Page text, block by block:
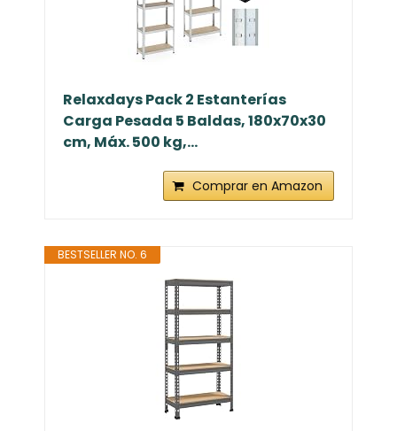
Relaxdays Pack 2 Estanterías
Carga Pesada 5 Baldas, 180x70x30
cm, Máx. 500 kg,...
Comprar en Amazon
BESTSELLER NO. 6